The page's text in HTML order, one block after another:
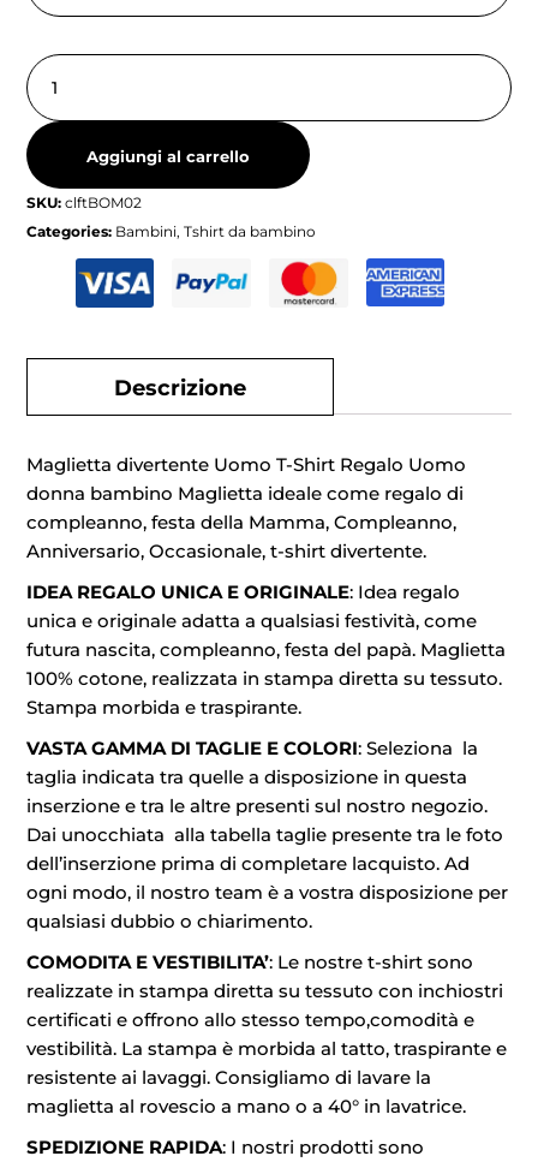
Aggiungi al carrello
SKU:clftBOM02
Categories: Bambini,Tshirt da bambino
Descrizione
Maglietta divertente Uomo T-Shirt Regalo Uomo
donna bambino Maglietta ideale come regalo di
compleanno, festa della Mamma, Compleanno,
Anniversario, Occasionale, t-shirt divertente.
IDEA REGALO UNICA E ORIGINALE: Idea regalo
unica e originale adatta a qualsiasi festività, come
futura nascita, compleanno, festa del papà. Maglietta
100% cotone, realizzata in stampa diretta su tessuto.
Stampa morbida e traspirante.
VASTA GAMMA DI TAGLIE E COLORI: Seleziona la
taglia indicata tra quelle a disposizione in questa
inserzione e tra le altre presenti sul nostro negozio.
Dai unocchiata alla tabella taglie presente tra le foto
dell’inserzione prima di completare lacquisto. Ad
ogni modo, il nostro team è a vostra disposizione per
qualsiasi dubbio o chiarimento.
COMODITA E VESTIBILITA’: Le nostre t-shirt sono
realizzate in stampa diretta su tessuto con inchiostri
certificati e offrono allo stesso tempo,comodità e
vestibilità. La stampa è morbida al tatto, traspirante e
resistente ai lavaggi. Consigliamo di lavare la
maglietta al rovescio a mano o a 40° in lavatrice.
SPEDIZIONE RAPIDA: I nostri prodotti sono